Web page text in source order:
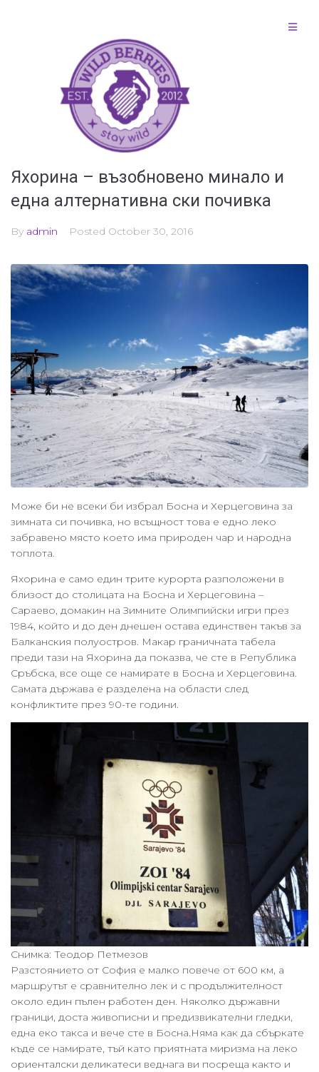
Яхорина – възобновено минало и
една алтернативна ски почивка
By admin Posted October 30, 2016
Може би не всеки би избрал Босна и Херцеговина за
зимната си почивка, но всъщност това е едно леко
забравено място което има природен чар и народна
топлота.
Яхорина е само един трите курорта разположени в
близост до столицата на Босна и Херцеговина –
Сараево, домакин на Зимните Олимпийски игри през
1984, който и до ден днешен остава единствен такъв за
Балканския полуостров. Макар граничната табела
преди тази на Яхорина да показва, че сте в Република
Сръбска, все още се намирате в Босна и Херцеговина.
Самата държава е разделена на области след
конфликтите през 90-те години.
Снимка: Теодор Петмезов
Разстоянието от София е малко повече от 600 км, а
маршрутът е сравнително лек и с продължителност
около един пълен работен ден. Няколко държавни
граници, доста живописни и предизвикателни гледки,
една еко такса и вече сте в Босна.Няма как да сбъркате
къде се намирате, тъй като приятната миризма на леко
ориенталски деликатеси веднага ви посреща както и